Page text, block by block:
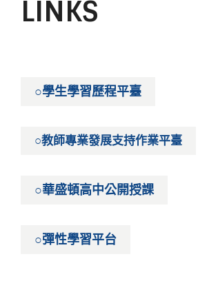
LINKS
○學生學習歷程平臺
○教師專業發展支持作業平臺
○華盛頓高中公開授課
○彈性學習平台